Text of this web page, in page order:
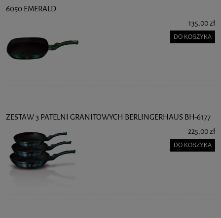
6050 EMERALD
135,00 zł
DO KOSZYKA
ZESTAW 3 PATELNI GRANITOWYCH BERLINGERHAUS BH-6177
225,00 zł
DO KOSZYKA